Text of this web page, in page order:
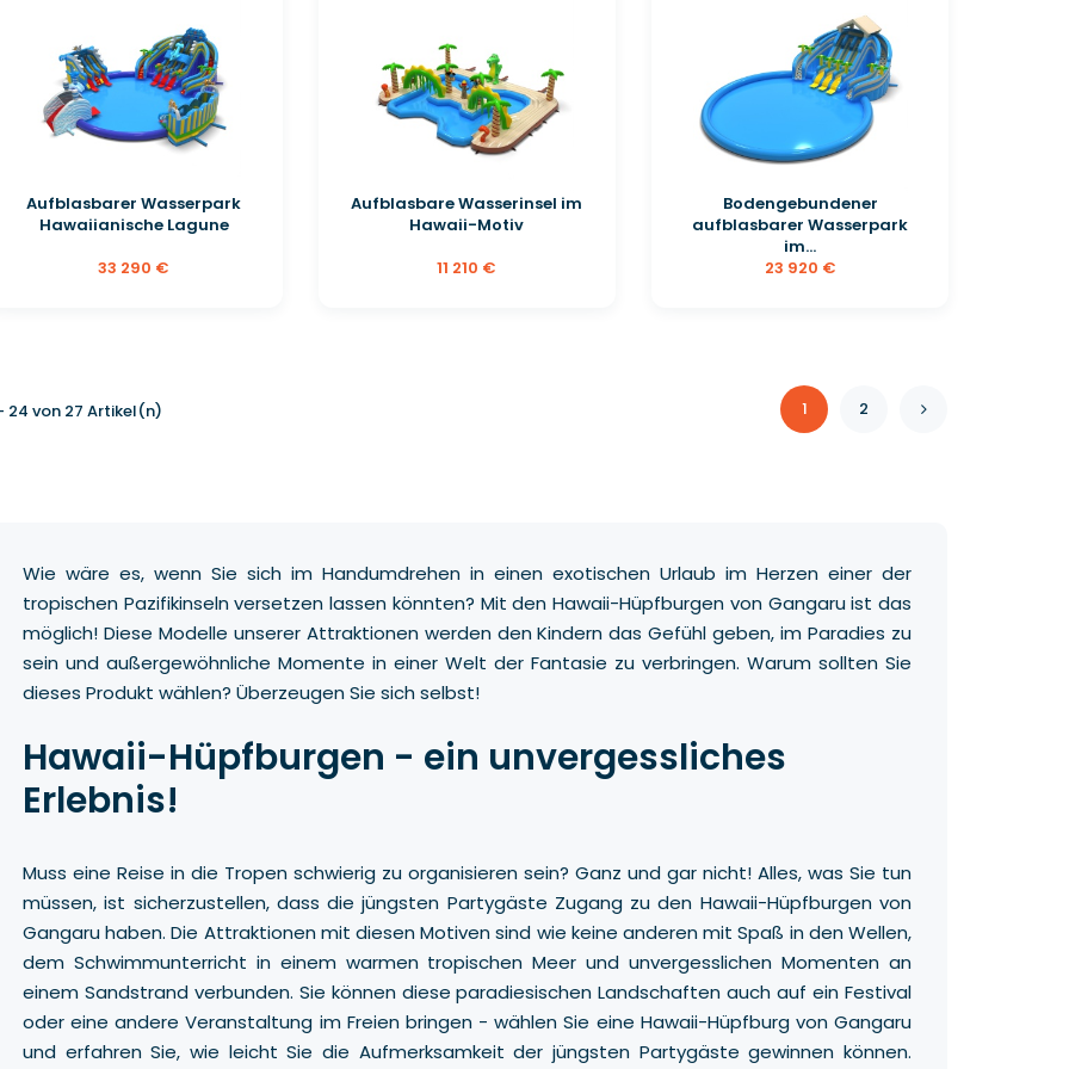
Aufblasbarer Wasserpark
Hawaiianische Lagune
33 290 €
Aufblasbare Wasserinsel im
Hawaii-Motiv
11 210 €
Bodengebundener
aufblasbarer Wasserpark
im...
23 920 €
24 von 27 Artikel(n) 1 2
Wie wäre es, wenn Sie sich im Handumdrehen in einen exotischen Urlaub im Herzen einer der
tropischen Pazifikinseln versetzen lassen könnten? Mit den Hawaii-Hüpfburgen von Gangaru ist das
möglich! Diese Modelle unserer Attraktionen werden den Kindern das Gefühl geben, im Paradies zu
sein und außergewöhnliche Momente in einer Welt der Fantasie zu verbringen. Warum sollten Sie
dieses Produkt wählen? Überzeugen Sie sich selbst!
Hawaii-Hüpfburgen - ein unvergessliches
Erlebnis!
Muss eine Reise in die Tropen schwierig zu organisieren sein? Ganz und gar nicht! Alles, was Sie tun
müssen, ist sicherzustellen, dass die jüngsten Partygäste Zugang zu den Hawaii-Hüpfburgen von
Gangaru haben. Die Attraktionen mit diesen Motiven sind wie keine anderen mit Spaß in den Wellen,
dem Schwimmunterricht in einem warmen tropischen Meer und unvergesslichen Momenten an
einem Sandstrand verbunden. Sie können diese paradiesischen Landschaften auch auf ein Festival
oder eine andere Veranstaltung im Freien bringen - wählen Sie eine Hawaii-Hüpfburg von Gangaru
und erfahren Sie, wie leicht Sie die Aufmerksamkeit der jüngsten Partygäste gewinnen können.